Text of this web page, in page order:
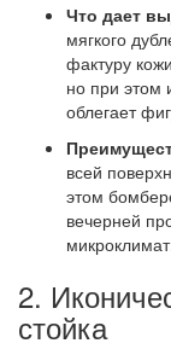
Что дает
мягкого
фактуру
но при этом
облегает
всей
этом
вечерней
2.
стойка